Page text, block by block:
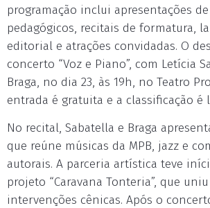
programação inclui apresentações
pedagógicos, recitais de formatura,
editorial e atrações convidadas. O
concerto “Voz e Piano”, com Letícia
Braga, no dia 23, às 19h, no Teatro
entrada é gratuita e a classificação é
No recital, Sabatella e Braga
que reúne músicas da MPB, jazz e
autorais. A parceria artística teve
projeto “Caravana Tonteria”, que
intervenções cênicas. Após o